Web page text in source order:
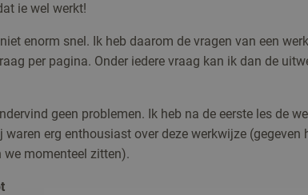
ie wel werkt!
enorm snel. Ik heb daarom de vragen van een
per pagina. Onder iedere vraag kan ik dan de
geen problemen. Ik heb na de eerste les de
waren erg enthousiast over deze werkwijze (gegeven
momenteel zitten).
t